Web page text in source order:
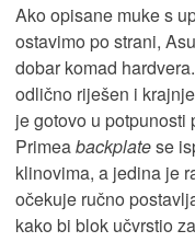
Ako opisane muke s
ostavimo po strani,
dobar komad
odlično riješen i
je gotovo u potpunosti
Primeabackplatese
klinovima, a jedina je
očekuje ručno
kako bi blok učvrstio